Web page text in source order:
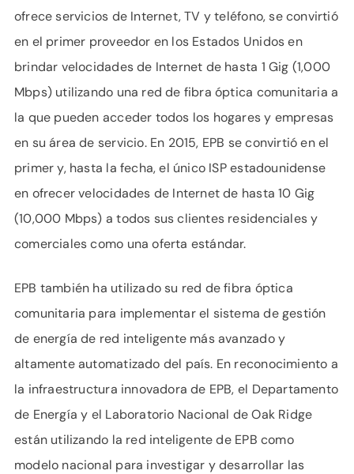
ofrece servicios de Internet, TV y teléfono, se convirtió
en el primer proveedor en los Estados Unidos en
brindar velocidades de Internet de hasta 1 Gig (1,000
Mbps) utilizando una red de fibra óptica comunitaria a
la que pueden acceder todos los hogares y empresas
en su área de servicio. En 2015, EPB se convirtió en el
primer y, hasta la fecha, el único ISP estadounidense
en ofrecer velocidades de Internet de hasta 10 Gig
(10,000 Mbps) a todos sus clientes residenciales y
comerciales como una oferta estándar.
EPB también ha utilizado su red de fibra óptica
comunitaria para implementar el sistema de gestión
de energía de red inteligente más avanzado y
altamente automatizado del país. En reconocimiento a
la infraestructura innovadora de EPB, el Departamento
de Energía y el Laboratorio Nacional de Oak Ridge
están utilizando la red inteligente de EPB como
modelo nacional para investigar y desarrollar las